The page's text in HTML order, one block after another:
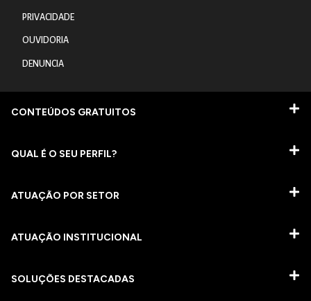
PRIVACIDADE
OUVIDORIA
DENUNCIA
CONTEÚDOS GRATUITOS
QUAL É O SEU PERFIL?
ATUAÇÃO POR SETOR
ATUAÇÃO INSTITUCIONAL
SOLUÇÕES DESTACADAS